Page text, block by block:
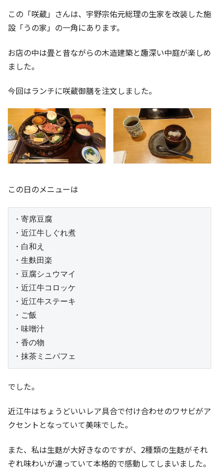
この「咲蔵」さんは、宇野宗佑元総理の生家を改装した施
設「うの家」の一角にあります。
お店の中は畳と昔ながらの木造建築と趣深い中庭が楽しめ
ました。
今回はランチに咲蔵御膳を注文しました。
この日のメニューは
・寄席豆腐
・近江牛しぐれ煮
・白和え
・生麩田楽
・豆腐シュウマイ
・近江牛コロッケ
・近江牛ステーキ
・ご飯
・味噌汁
・香の物
・抹茶ミニパフェ
でした。
近江牛はちょうどいいレア具合で付け合わせのワサビがア
クセントとなっていて美味でした。
また、私は生麩が大好きなのですが、2種類の生麩がそれ
ぞれ味わいが違っていて本格的で感動してしまいました。